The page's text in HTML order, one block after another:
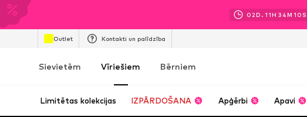
02D. 11H 34M 07 S
Outlet Kontakti un palīdzība
Sievietēm Vīriešiem Bērniem
Limitētas kolekcijas IZPĀRDOŠANA Apģērbi Apavi